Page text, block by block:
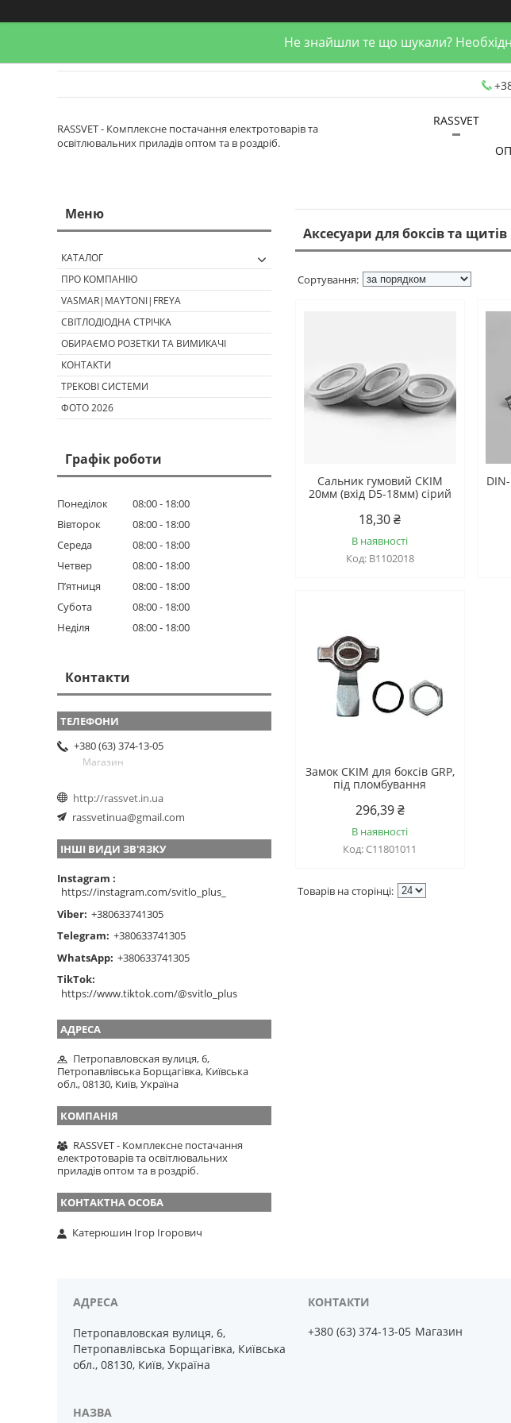
Не знайшли те що шукали?
RASSVET - Комплексне постачання електротоварів та
освітлювальних приладів оптом та в роздріб.
RASSVET
Аксесуари для боксів та щитів
Сальник гумовий СКІМ
20мм (вхід D5-18мм) сірий
18,30 ₴
В наявності
B1102018
Замок СКІМ для боксів GRP,
під пломбування
296,39 ₴
В наявності
С11801011
КАТАЛОГ
ПРО КОМПАНІЮ
VASMAR|MAYTONI|FREYA
СВІТЛОДІОДНА СТРІЧКА
ОБИРАЄМО РОЗЕТКИ ТА ВИМИКАЧІ
КОНТАКТИ
ТРЕКОВІ СИСТЕМИ
ФОТО 2026
Графік роботи
Понеділок 08:00
18:00
Вівторок
08:00
18:00
Середа
08:00
18:00
Четвер
08:00
18:00
Пʼятниця
08:00
18:00
Субота
08:00
18:00
Неділя
08:00 18:00
Контакти
+380 (63) 374-13-05
Магазин
http://rassvet.in.ua
rassvetinua@gmail.com
ІНШІ ВИДИ ЗВ'ЯЗКУ
Instagram
https://instagram.com/svitlo_plus_
Viber +380633741305
Telegram +380633741305
WhatsApp +380633741305
TikTok
https://www.tiktok.com/@svitlo_plus
Петропавловская вулиця, 6,
Петропавлівська Борщагівка, Київська
обл., 08130, Київ, Україна
RASSVET - Комплексне постачання
електротоварів та освітлювальних
приладів оптом та в роздріб.
Катерюшин Ігор Ігорович
Петропавловская вулиця, 6,
Петропавлівська Борщагівка, Київська
обл., 08130, Київ, Україна
+380 (63) 374-13-05 Магазин